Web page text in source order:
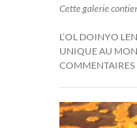
Cette galerie
L’OL DOINYO
UNIQUE AU
COMMENTAIRES